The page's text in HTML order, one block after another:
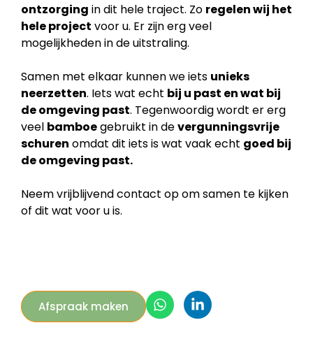
ontzorging in dit hele traject. Zo regelen wij het
hele project voor u. Er zijn erg veel
mogelijkheden in de uitstraling.
Samen met elkaar kunnen we iets unieks
neerzetten. Iets wat echt bij u past en wat bij
deomgeving past. Tegenwoordig wordt er erg
veel bamboegebruikt in devergunningsvrije
schuren omdat dit iets is wat vaak echt goed bij
de omgeving past.
Neem vrijblijvend contact op om samen te kijken
of dit wat voor u is.
Afspraak maken